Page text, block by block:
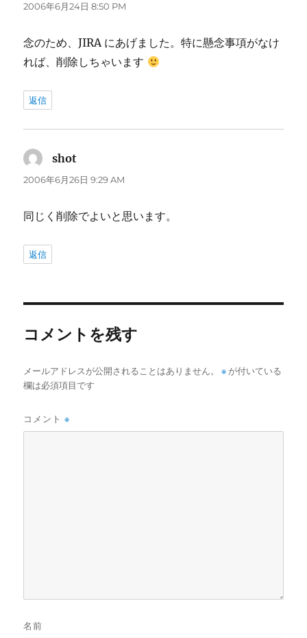
2006年6月24日 8:50 PM
念のため、JIRA にあげました。特に懸念事項がなけ
れば、削除しちゃいます
返信
shot
り:
2006年6月26日 9:29 AM
同じく削除でよいと思います。
返信
コメントを残す
メールアドレスが公開されることはありません。 ※が付いている
欄は必須項目です
コメント※
名前